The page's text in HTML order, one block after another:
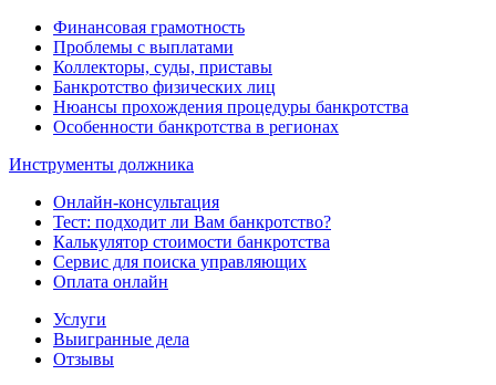
Финансовая грамотность
Проблемы с выплатами
Коллекторы, суды, приставы
Банкротство физических лиц
Нюансы прохождения процедуры банкротства
Особенности банкротства в регионах
Инструменты должника
Онлайн-консультация
Тест: подходит ли Вам банкротство?
Калькулятор стоимости банкротства
Сервис для поиска управляющих
Оплата онлайн
Услуги
Выигранные дела
Отзывы